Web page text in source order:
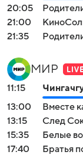
20:05
21:00
21:35
МИР
11:15
13:00
Вместе
13:15
След
15:35
Белые
17:40
Братья